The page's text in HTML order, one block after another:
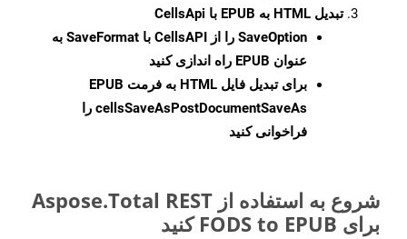
تبدیل HTML به EPUB با CellsApi
SaveOption
را از CellsAPI با SaveFormat به
عنوان EPUB راه اندازی کنید
برای تبدیل فایل HTML به فرمت
EPUB
cellsSaveAsPostDocumentSaveAs را
فراخوانی کنید
شروع به استفاده از Aspose.Total REST
برای FODS to EPUB کنید